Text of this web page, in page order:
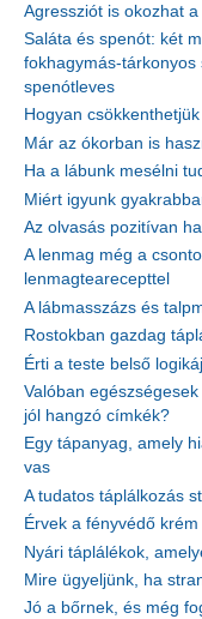
Agressziót is okozhat a
Saláta és spenót: két
fokhagymás-
spenótleves
Hogyan
Már az ókorban is
Ha a lábunk mesélni
Miért igyunk
Az olvasás pozitívan
A lenmag még a
lenmagtearecepttel
A lábmasszázs és
Rostokban gazdag
Érti a teste belső
Valóban
jól hangzó címkék?
Egy tápanyag, amely
vas
A tudatos táplálkozás
Érvek a fényvédő
Nyári táplálékok,
Mire ügyeljünk, ha
Jó a bőrnek, és még